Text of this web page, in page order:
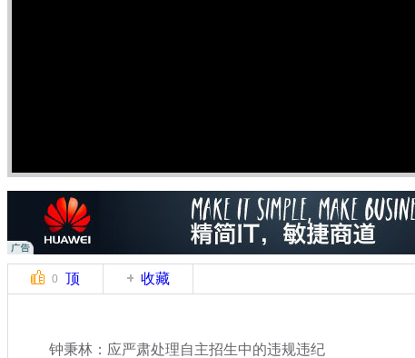
0 顶 收藏
钟秉林：应严肃处理自主招生中的违规违纪